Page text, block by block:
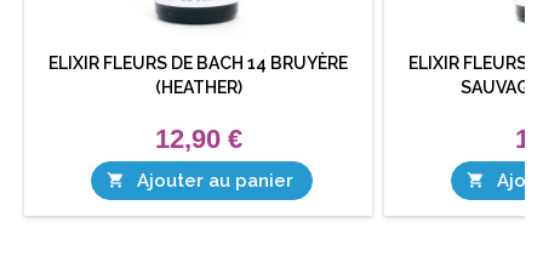
ELIXIR FLEURS DE BACH 14 BRUYÈRE
(HEATHER)
12,90 €
 Ajouter au panier
ELIXIR FLEURS
